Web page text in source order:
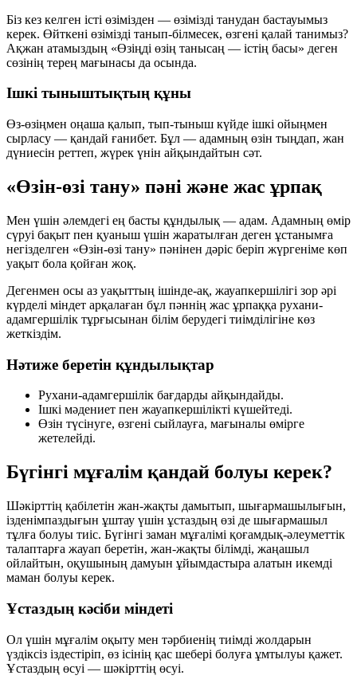
Біз кез келген істі өзімізден — өзімізді танудан бастауымыз
керек. Өйткені өзімізді танып-білмесек, өзгені қалай танимыз?
Ақжан атамыздың «Өзіңді өзің танысаң — істің басы» деген
сөзінің терең мағынасы да осында.
Ішкі тыныштықтың құны
Өз-өзіңмен оңаша қалып, тып-тыныш күйде ішкі ойыңмен
сырласу — қандай ғанибет. Бұл — адамның өзін тыңдап, жан
дүниесін реттеп, жүрек үнін айқындайтын сәт.
«Өзін-өзі тану» пәні және жас ұрпақ
Мен үшін әлемдегі ең басты құндылық — адам. Адамның өмір
сүруі бақыт пен қуаныш үшін жаратылған деген ұстанымға
негізделген «Өзін-өзі тану» пәнінен дәріс беріп жүргеніме көп
уақыт бола қойған жоқ.
Дегенмен осы аз уақыттың ішінде-ақ, жауапкершілігі зор әрі
күрделі міндет арқалаған бұл пәннің жас ұрпаққа рухани-
адамгершілік тұрғысынан білім берудегі тиімділігіне көз
жеткіздім.
Нәтиже беретін құндылықтар
Рухани-адамгершілік бағдарды айқындайды.
Ішкі мәдениет пен жауапкершілікті күшейтеді.
Өзін түсінуге, өзгені сыйлауға, мағыналы өмірге
жетелейді.
Бүгінгі мұғалім қандай болуы керек?
Шәкірттің қабілетін жан-жақты дамытып, шығармашылығын,
ізденімпаздығын ұштау үшін ұстаздың өзі де шығармашыл
тұлға болуы тиіс. Бүгінгі заман мұғалімі қоғамдық-әлеуметтік
талаптарға жауап беретін, жан-жақты білімді, жаңашыл
ойлайтын, оқушының дамуын ұйымдастыра алатын икемді
маман болуы керек.
Ұстаздың кәсіби міндеті
Ол үшін мұғалім оқыту мен тәрбиенің тиімді жолдарын
үздіксіз іздестіріп, өз ісінің қас шебері болуға ұмтылуы қажет.
Ұстаздың өсуі — шәкірттің өсуі.